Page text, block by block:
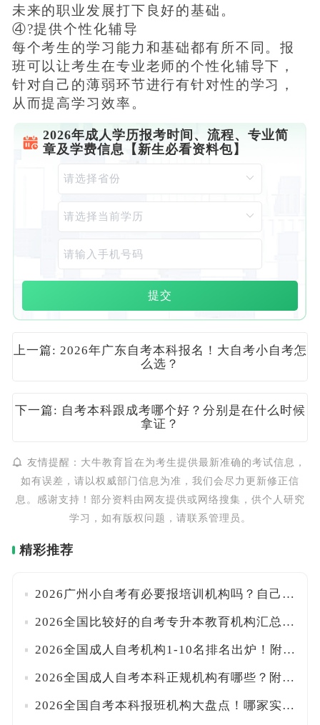
未来的职业发展打下良好的基础。
④?提供个性化辅导
每个考生的学习能力和基础都有所不同。报
班可以让考生在专业老师的个性化辅导下，
针对自己的薄弱环节进行有针对性的学习，
从而提高学习效率。
2026年成人学历报考时间、流程、专业简
章及学费信息【新生必看资料包】
提交
上一篇: 2026年广东自考本科报名！大自考小自考怎
么选？
下一篇: 自考本科跟成考哪个好？分别是在什么时候
拿证？
友情提醒：大牛教育旨在为考生提供最新准确的考试信息，
如有误差，请以权威部门信息为准，我们会尽力更新修正信
息。感谢支持！部分资料由网友提供或网络搜集，供个人研究
学习，如有版权问题，请联系管理员。
精彩推荐
2026广州小自考有必要报培训机构吗？自己能报名吗？附官方入口与报考流程详解！
2026全国比较好的自考专升本教育机构汇总！附口碑甄别技巧与报班注意事项
2026全国成人自考机构1-10名排名出炉！附正规资质核查与避坑指南
2026全国成人自考本科正规机构有哪些？附各省办学许可查询入口及甄别方法
2026全国自考本科报班机构大盘点！哪家实力最强？附避坑挑选指南